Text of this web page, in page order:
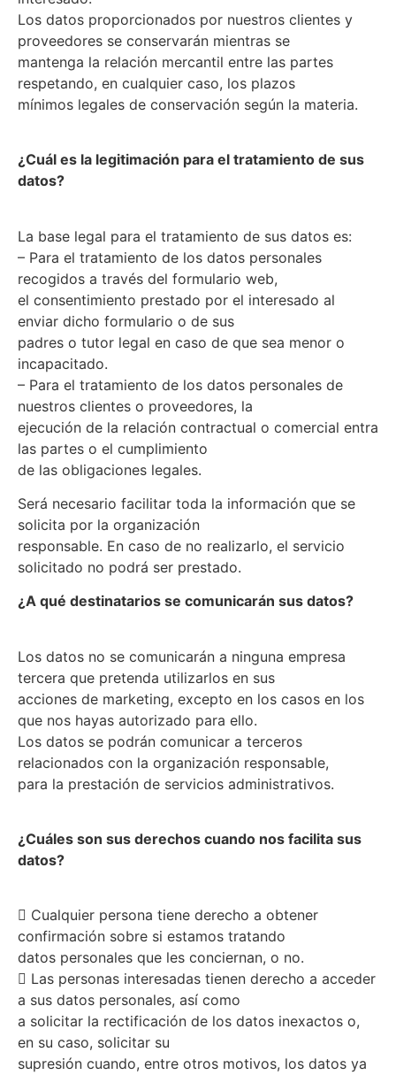
Los datos proporcionados por nuestros clientes y
proveedores se conservarán mientras se
mantenga la relación mercantil entre las partes
respetando, en cualquier caso, los plazos
mínimos legales de conservación según la materia.
¿Cuál es la legitimación para el tratamiento de sus
datos?
La base legal para el tratamiento de sus datos es:
– Para el tratamiento de los datos personales
recogidos a través del formulario web,
el consentimiento prestado por el interesado al
enviar dicho formulario o de sus
padres o tutor legal en caso de que sea menor o
incapacitado.
– Para el tratamiento de los datos personales de
nuestros clientes o proveedores, la
ejecución de la relación contractual o comercial entra
las partes o el cumplimiento
de las obligaciones legales.
Será necesario facilitar toda la información que se
solicita por la organización
responsable. En caso de no realizarlo, el servicio
solicitado no podrá ser prestado.
¿A qué destinatarios se comunicarán sus datos?
Los datos no se comunicarán a ninguna empresa
tercera que pretenda utilizarlos en sus
acciones de marketing, excepto en los casos en los
que nos hayas autorizado para ello.
Los datos se podrán comunicar a terceros
relacionados con la organización responsable,
para la prestación de servicios administrativos.
¿Cuáles son sus derechos cuando nos facilita sus
datos?
 Cualquier persona tiene derecho a obtener
confirmación sobre si estamos tratando
datos personales que les conciernan, o no.
 Las personas interesadas tienen derecho a acceder
a sus datos personales, así como
a solicitar la rectificación de los datos inexactos o,
en su caso, solicitar su
supresión cuando, entre otros motivos, los datos ya